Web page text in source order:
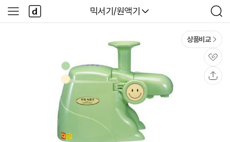
다나와
믹서기/원액기
검
색
사
이
다
나
와
상품비교
관
심